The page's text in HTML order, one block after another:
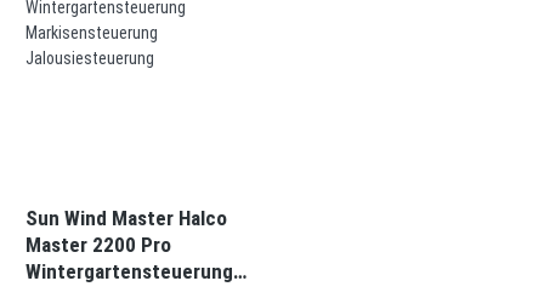
Sun Wind Master Halco
Master 2200 Pro
Wintergartensteuerung